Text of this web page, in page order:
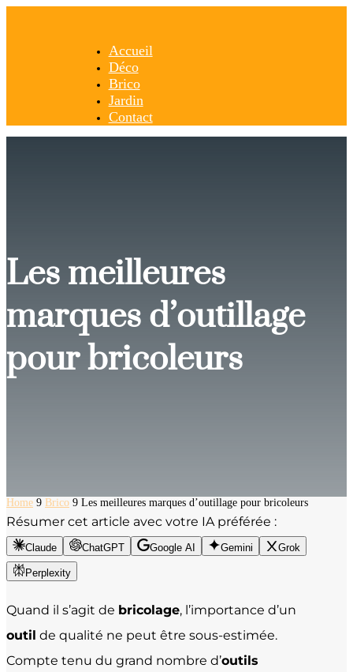
Accueil
Déco
Brico
Jardin
Contact
Les meilleures
marques d’outillage
pour bricoleurs
Home 9 Brico 9 Les meilleures marques d’outillage pour bricoleurs
Résumer cet article avec votre IA préférée :
Claude ChatGPT Google AI Gemini Grok
Perplexity
Quand il s’agit de bricolage, l’importance d’un
outil de qualité ne peut être sous-estimée.
Compte tenu du grand nombre d’outils